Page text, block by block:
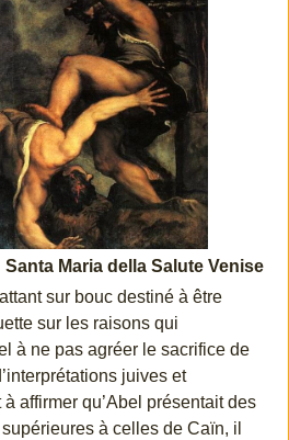
Maria della Salute Venise
sur bouc destiné à être
sur les raisons qui
à ne pas agréer le sacrifice de
juives et
affirmer qu’Abel présentait des
à celles de Caïn, il